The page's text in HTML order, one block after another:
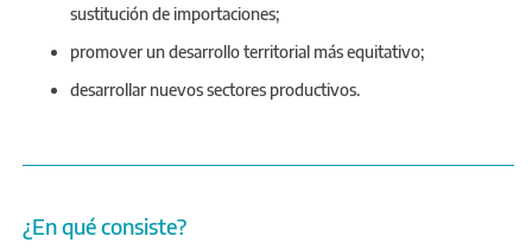
sustitución de importaciones;
promover un desarrollo territorial más equitativo;
desarrollar nuevos sectores productivos.
¿En qué consiste?